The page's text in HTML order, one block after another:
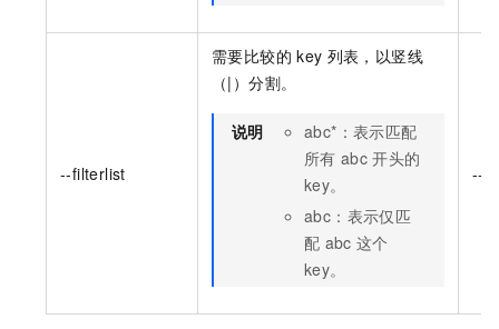
--filterlist
需要比较的 key 列表，以竖线
（|）分割。
说明 abc* ：表示匹配
所有 abc 开头的
key。
abc ：表示仅匹
配 abc 这个
key。
--